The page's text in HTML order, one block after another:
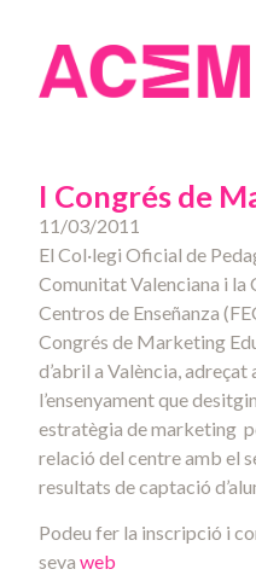
I Congrés de
11/03/2011
El Col·legi Oficial de
Comunitat Valenciana i la
Centros de Enseñanza
Congrés de Marketing
d’abril a València,
l’ensenyament que
estratègia de marketing
relació del centre amb el
resultats de captació
Podeu fer la inscripció i
seva web